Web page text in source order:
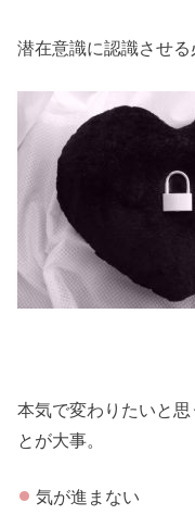
潜在意識に認識させる
本気で変わりたいと
とが大事。
気が進まない